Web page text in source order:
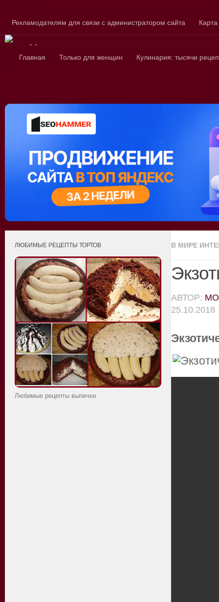
Рекламодателям для связи с администратором сайта
Сайт для
Главная Только для женщин Кулинария: тысячи
В МИРЕ
АВТОР:
25.10.2018
ЛЮБИМЫЕ РЕЦЕПТЫ ТОРТОВ
Любимые рецепты выпечки